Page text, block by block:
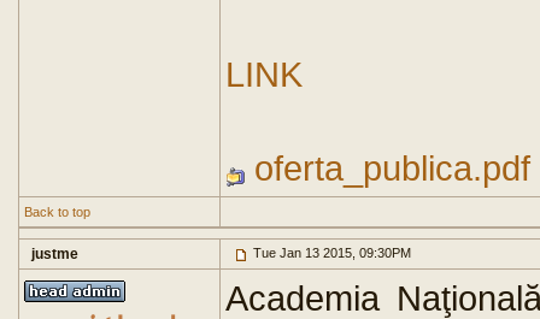
LINK
oferta_publica.pdf
Back to top
justme Tue Jan 13 2015, 09:30PM
Academia